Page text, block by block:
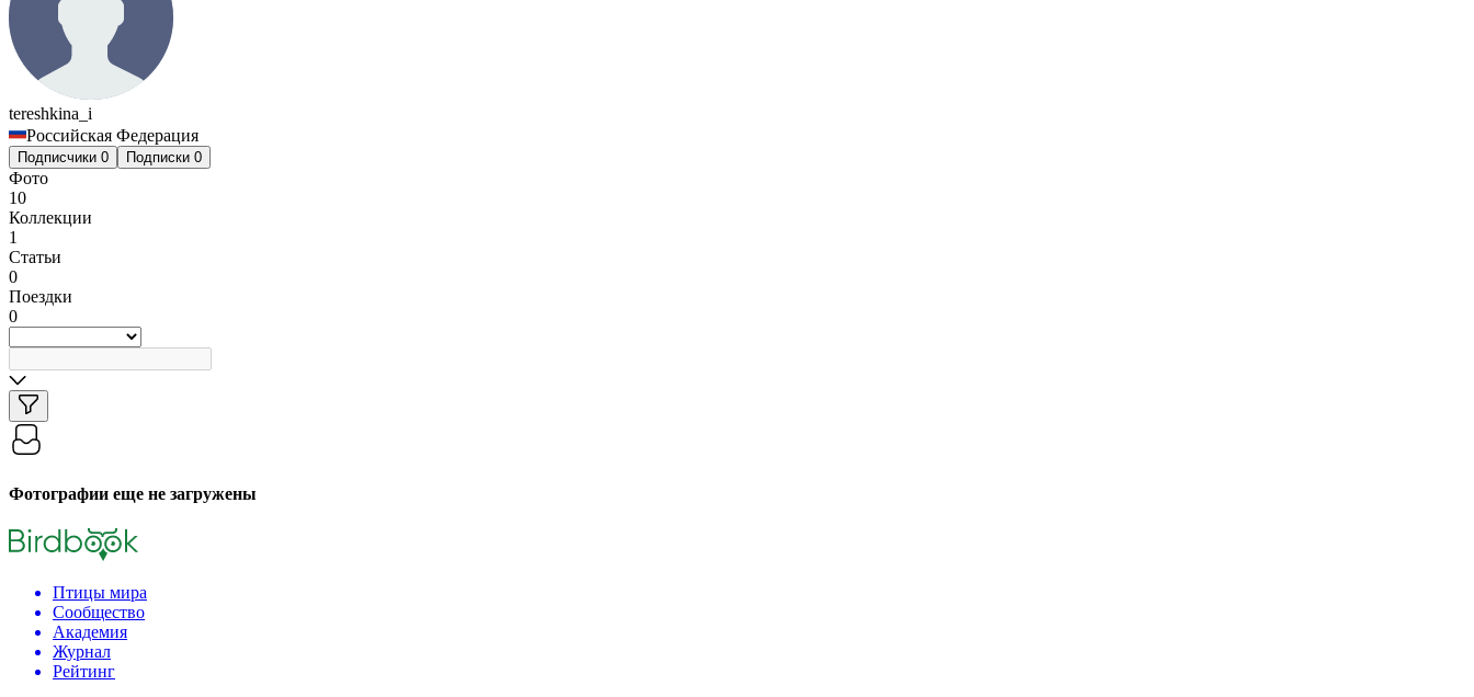
tereshkina_i
Российская Федерация
Подписчики 0 Подписки 0
Фото
10
Коллекции
1
Статьи
0
Поездки
0
Фотографии еще не загружены
Птицы мира
Сообщество
Академия
Журнал
Рейтинг